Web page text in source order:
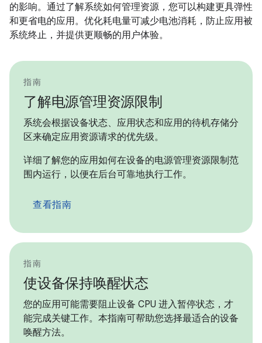
的影响。通过了解系统如何管理资源，您可以构建更具弹性
和更省电的应用。优化耗电量可减少电池消耗，防止应用被
系统终止，并提供更顺畅的用户体验。
指南
了解电源管理资源限制
系统会根据设备状态、应用状态和应用的待机存储分
区来确定应用资源请求的优先级。
详细了解您的应用如何在设备的电源管理资源限制范
围内运行，以便在后台可靠地执行工作。
查看指南
指南
使设备保持唤醒状态
您的应用可能需要阻止设备 CPU 进入暂停状态，才
能完成关键工作。本指南可帮助您选择最适合的设备
唤醒方法。